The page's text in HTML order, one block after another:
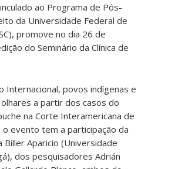
ao Programa de Pós-
da Universidade Federal de
promove no dia 26 de
do Seminário da Clínica de
Internacional, povos indígenas e
a partir dos casos do
na Corte Interamericana de
evento tem a participação da
Aparicio (Universidade
dos pesquisadores Adrián